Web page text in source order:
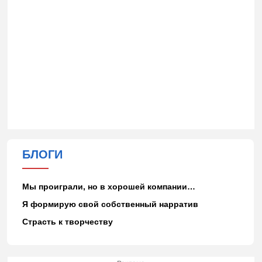
БЛОГИ
Мы проиграли, но в хорошей компании…
Я формирую свой собственный нарратив
Страсть к творчеству